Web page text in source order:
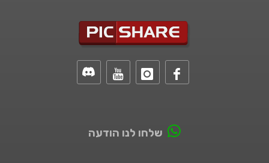
שלחו לנו הודעה